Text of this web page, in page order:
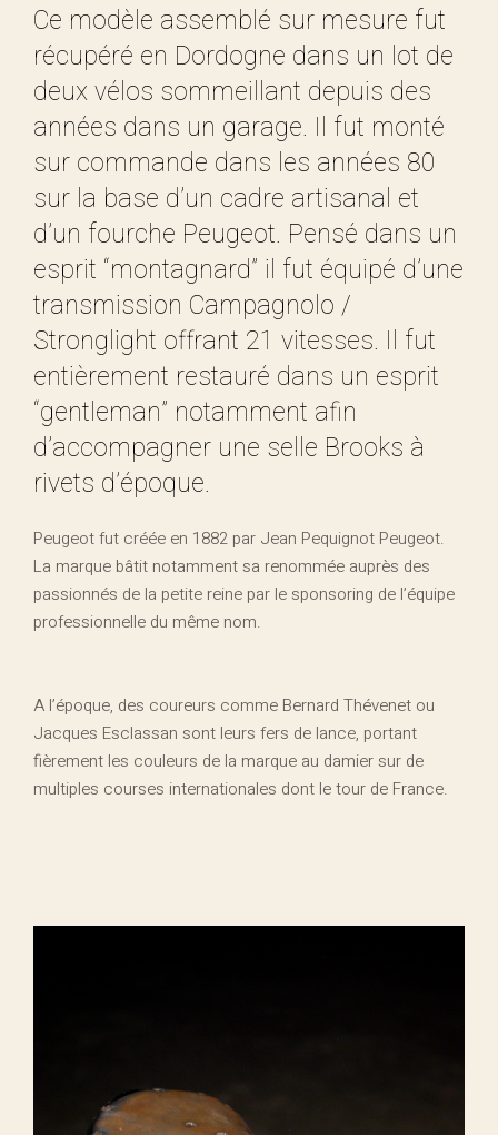
Ce modèle assemblé sur mesure fut
récupéré en Dordogne dans un lot de
deux vélos sommeillant depuis des
années dans un garage. Il fut monté
sur commande dans les années 80
sur la base d’un cadre artisanal et
d’un fourche Peugeot. Pensé dans un
esprit “montagnard” il fut équipé d’une
transmission Campagnolo /
Stronglight offrant 21 vitesses. Il fut
entièrement restauré dans un esprit
“gentleman” notamment afin
d’accompagner une selle Brooks à
rivets d’époque.
Peugeot fut créée en 1882 par Jean Pequignot Peugeot.
La marque bâtit notamment sa renommée auprès des
passionnés de la petite reine par le sponsoring de l’équipe
professionnelle du même nom.
A l’époque, des coureurs comme Bernard Thévenet ou
Jacques Esclassan sont leurs fers de lance, portant
fièrement les couleurs de la marque au damier sur de
multiples courses internationales dont le tour de France.